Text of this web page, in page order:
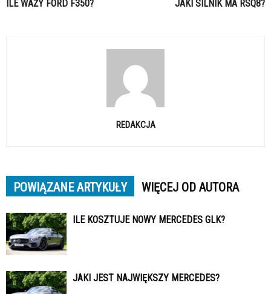
ILE WAŻY FORD F350? JAKI SILNIK MA RSQ8?
REDAKCJA
POWIĄZANE ARTYKUŁY WIĘCEJ OD AUTORA
ILE KOSZTUJE NOWY MERCEDES GLK?
JAKI JEST NAJWIĘKSZY MERCEDES?